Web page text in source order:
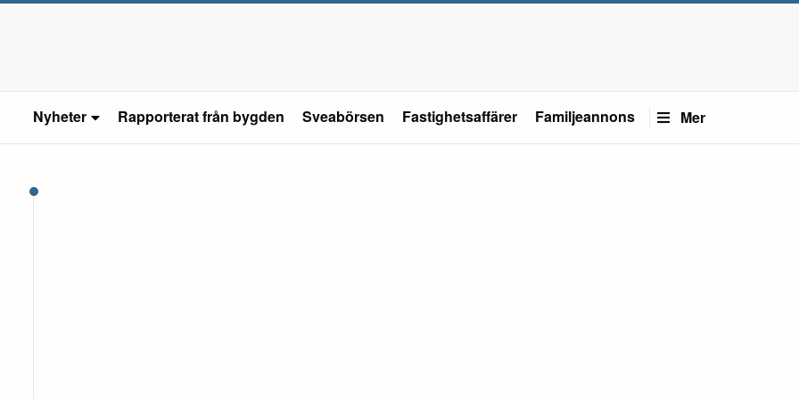
Nyheter Rapporterat från bygden Sveabörsen Fastighetsaffärer Familjeannons Mer